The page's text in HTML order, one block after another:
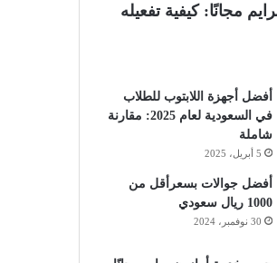
مجانًا: كيفية تفعيله
أفضل أجهزة اللابتوب للطلاب
في السعودية لعام 2025: مقارنة
شاملة
5 أبريل، 2025
أفضل جوالات بسعرأقل من
1000 ريال سعودي
30 نوفمبر، 2024